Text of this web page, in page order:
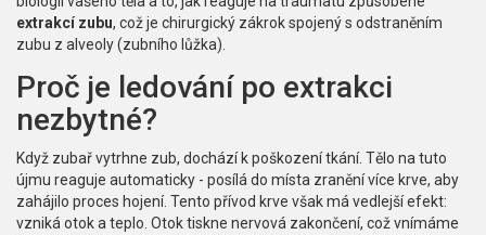
extrakcí zubu, což je chirurgický zákrok spojený s odstraněním
zubu z alveoly (zubního lůžka)
Proč je ledování po extrakci
nezbytné?
Když zubař vytrhne zub, dochází k poškození tkání. Tělo na tuto
újmu reaguje automaticky - posílá do místa zranění více krve, aby
zahájilo proces hojení. Tento přívod krve však má vedlejší efekt:
vzniká otok a teplo. Otok tiskne nervová zakončení, což vnímáme